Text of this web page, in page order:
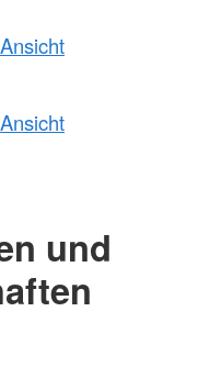
und